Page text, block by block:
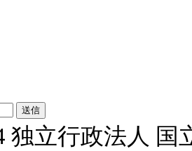
独立行政法人 国